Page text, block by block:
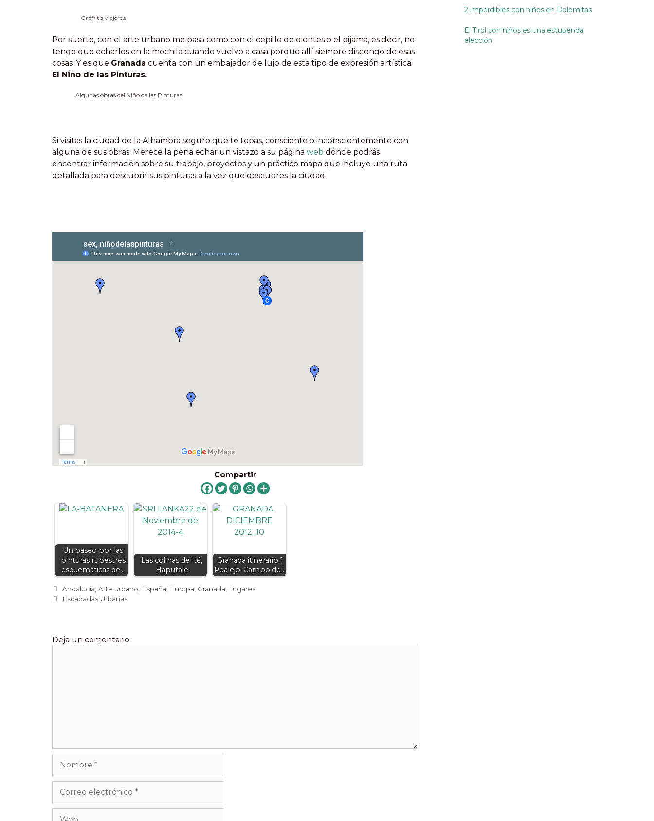
Graffitis viajeros
Por suerte, con el arte urbano me pasa como con el cepillo de dientes o el pijama, es decir, no
tengo que echarlos en la mochila cuando vuelvo a casa porque allí siempre dispongo de esas
cosas. Y es que Granada cuenta con un embajador de lujo de esta tipo de expresión artística:
El Niño de las Pinturas.
Algunas obras del Niño de las Pinturas
Si visitas la ciudad de la Alhambra seguro que te topas, consciente o inconscientemente con
alguna de sus obras. Merece la pena echar un vistazo a su página web dónde podrás
encontrar información sobre su trabajo, proyectos y un práctico mapa que incluye una ruta
detallada para descubrir sus pinturas a la vez que descubres la ciudad.
Compartir
Un paseo por las
pinturas rupestres
esquemáticas de…
Las colinas del té,
Haputale
Granada itinerario 1:
Realejo-Campo del…
Categorías
Andalucía ,Arte urbano España Europa Granada
Lugares
Etiquetas
Escapadas Urbanas
Deja un comentario
electrónico
2 imperdibles con niños en Dolomitas
El Tirol con niños es una estupenda
elección